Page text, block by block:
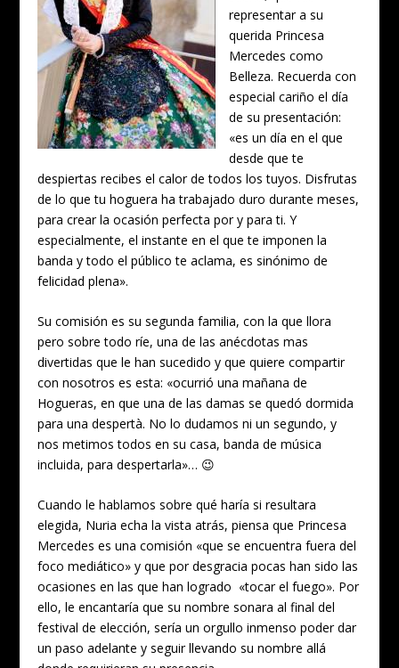
representar a su
querida Princesa
Mercedes como
Belleza. Recuerda con
especial cariño el día
de su presentación:
«es un día en el que
desde que te
despiertas recibes el calor de todos los tuyos. Disfrutas
de lo que tu hoguera ha trabajado duro durante meses,
para crear la ocasión perfecta por y para ti. Y
especialmente, el instante en el que te imponen la
banda y todo el público te aclama, es sinónimo de
felicidad plena».
Su comisión es su segunda familia, con la que llora
pero sobre todo ríe, una de las anécdotas mas
divertidas que le han sucedido y que quiere compartir
con nosotros es esta: «ocurrió una mañana de
Hogueras, en que una de las damas se quedó dormida
para una despertà. No lo dudamos ni un segundo, y
nos metimos todos en su casa, banda de música
incluida, para despertarla»… 😉
Cuando le hablamos sobre qué haría si resultara
elegida, Nuria echa la vista atrás, piensa que Princesa
Mercedes es una comisión «que se encuentra fuera del
foco mediático» y que por desgracia pocas han sido las
ocasiones en las que han logrado «tocar el fuego». Por
ello, le encantaría que su nombre sonara al final del
festival de elección, sería un orgullo inmenso poder dar
un paso adelante y seguir llevando su nombre allá